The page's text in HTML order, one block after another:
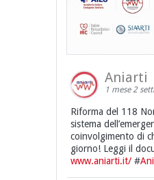
Aniarti
1 mese 2
Riforma del 118
sistema
coinvolgimento di
giorno! Leggi il
www.aniarti.it/#